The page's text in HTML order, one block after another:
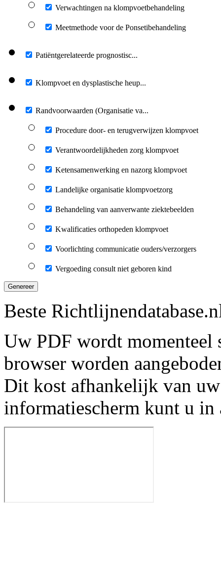
Verwachtingen na klompvoetbehandeling
Meetmethode voor de Ponsetibehandeling
Patiëntgerelateerde prognostisc...
Klompvoet en dysplastische heup...
Randvoorwaarden (Organisatie va...
Procedure door- en terugverwijzen klompvoet
Verantwoordelijkheden zorg klompvoet
Ketensamenwerking en nazorg klompvoet
Landelijke organisatie klompvoetzorg
Behandeling van aanverwante ziektebeelden
Kwalificaties orthopeden klompvoet
Voorlichting communicatie ouders/verzorgers
Vergoeding consult niet geboren kind
Genereer
Beste
Uw PDF wordt momenteel
browser worden
Dit kost afhankelijk van
informatiescherm kunt u